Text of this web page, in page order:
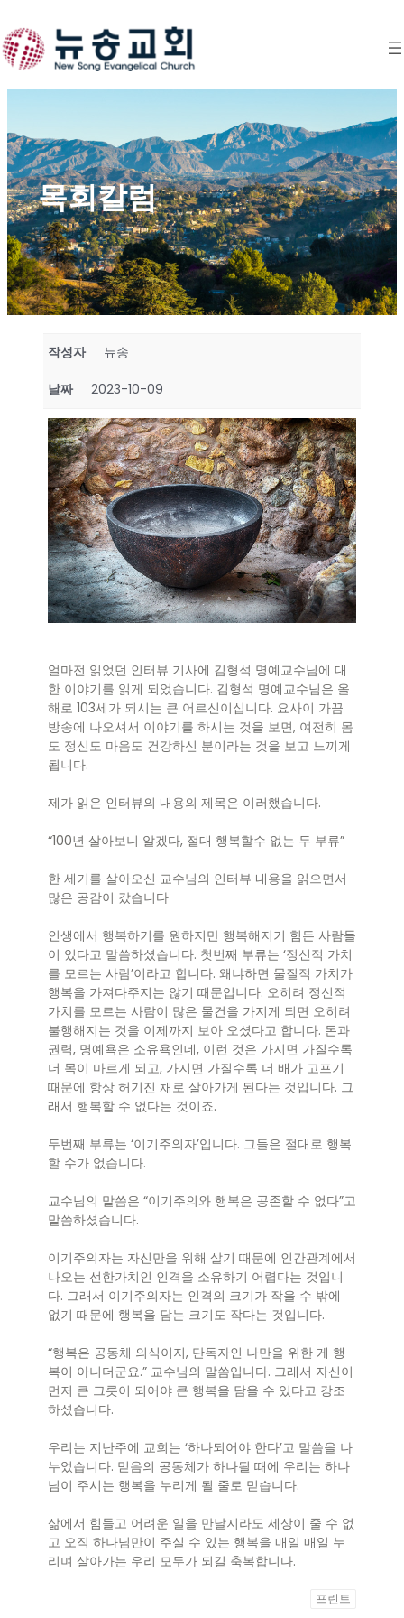
to
content
목회칼럼
작성자 뉴송
날짜 2023-10-09
얼마전 읽었던 인터뷰 기사에 김형석 명예교수님에 대
한 이야기를 읽게 되었습니다. 김형석 명예교수님은 올
해로 103세가 되시는 큰 어르신이십니다. 요사이 가끔
방송에 나오셔서 이야기를 하시는 것을 보면, 여전히 몸
도 정신도 마음도 건강하신 분이라는 것을 보고 느끼게
됩니다.
제가 읽은 인터뷰의 내용의 제목은 이러했습니다.
“100년 살아보니 알겠다, 절대 행복할수 없는 두 부류”
한 세기를 살아오신 교수님의 인터뷰 내용을 읽으면서
많은 공감이 갔습니다
인생에서 행복하기를 원하지만 행복해지기 힘든 사람들
이 있다고 말씀하셨습니다. 첫번째 부류는 ‘정신적 가치
를 모르는 사람’이라고 합니다. 왜냐하면 물질적 가치가
행복을 가져다주지는 않기 때문입니다. 오히려 정신적
가치를 모르는 사람이 많은 물건을 가지게 되면 오히려
불행해지는 것을 이제까지 보아 오셨다고 합니다. 돈과
권력, 명예욕은 소유욕인데, 이런 것은 가지면 가질수록
더 목이 마르게 되고, 가지면 가질수록 더 배가 고프기
때문에 항상 허기진 채로 살아가게 된다는 것입니다. 그
래서 행복할 수 없다는 것이죠.
두번째 부류는 ‘이기주의자’입니다. 그들은 절대로 행복
할 수가 없습니다.
교수님의 말씀은 “이기주의와 행복은 공존할 수 없다”고
말씀하셨습니다.
이기주의자는 자신만을 위해 살기 때문에 인간관계에서
나오는 선한가치인 인격을 소유하기 어렵다는 것입니
다. 그래서 이기주의자는 인격의 크기가 작을 수 밖에
없기 때문에 행복을 담는 크기도 작다는 것입니다.
“행복은 공동체 의식이지, 단독자인 나만을 위한 게 행
복이 아니더군요.” 교수님의 말씀입니다. 그래서 자신이
먼저 큰 그릇이 되어야 큰 행복을 담을 수 있다고 강조
하셨습니다.
우리는 지난주에 교회는 ‘하나되어야 한다’고 말씀을 나
누었습니다. 믿음의 공동체가 하나될 때에 우리는 하나
님이 주시는 행복을 누리게 될 줄로 믿습니다.
삶에서 힘들고 어려운 일을 만날지라도 세상이 줄 수 없
고 오직 하나님만이 주실 수 있는 행복을 매일 매일 누
리며 살아가는 우리 모두가 되길 축복합니다.
프린트